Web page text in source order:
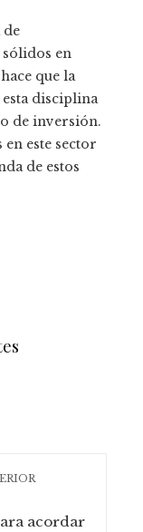
de
en
que la
disciplina
de inversión.
este sector
de estos
acordar